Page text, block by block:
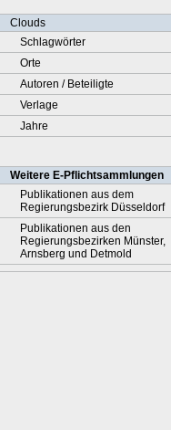
Clouds
Schlagwörter
Orte
Autoren / Beteiligte
Verlage
Jahre
Weitere E-Pflichtsammlungen
Publikationen aus dem
Regierungsbezirk Düsseldorf
Publikationen aus den
Regierungsbezirken Münster,
Arnsberg und Detmold